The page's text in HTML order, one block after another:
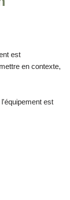
est
en contexte,
est